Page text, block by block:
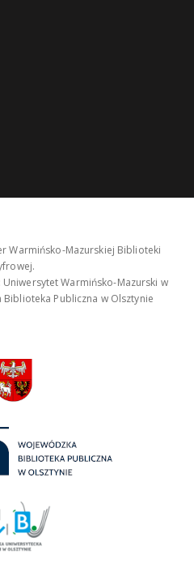
Warmińsko-Mazurskiej Biblioteki
Uniwersytet Warmińsko-Mazurski w
Publiczna w Olsztynie